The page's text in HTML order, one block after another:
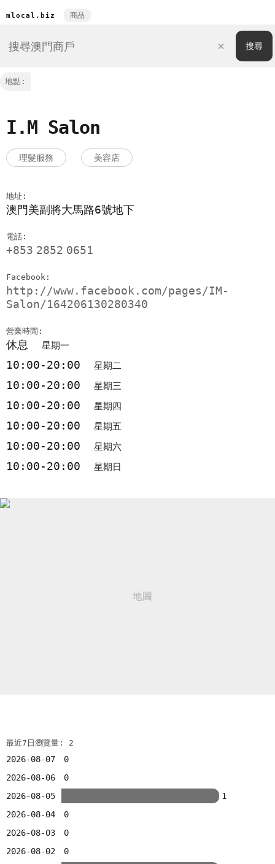
mlocal.biz 商品
地點:
I.M Salon
理髮服務 美容店
地址:
澳門美副將大馬路6號地下
電話:
+853 2852 0651
Facebook:
http://www.facebook.com/pages/IM-
Salon/164206130280340
營業時間:
休息 星期一
10:00-20:00 星期二
10:00-20:00 星期三
10:00-20:00 星期四
10:00-20:00 星期五
10:00-20:00 星期六
10:00-20:00 星期日
最近7日瀏覽量: 2
2026-08-07
0
2026-08-06
0
2026-08-05
1
2026-08-04
0
2026-08-03
0
2026-08-02
0